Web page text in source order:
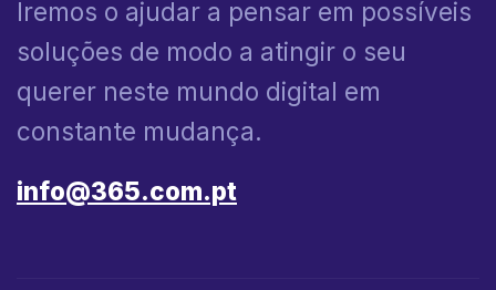
Iremos o ajudar a pensar em possíveis
soluções de modo a atingir o seu
querer neste mundo digital em
constante mudança.
info@365.com.pt